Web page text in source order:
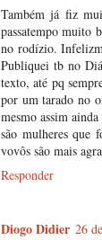
Também já fiz
passatempo muito
no rodízio.
Publiquei tb no
texto, até pq
por um tarado no
mesmo assim
são mulheres que
vovôs são mais
Responder
Diogo Didier 26